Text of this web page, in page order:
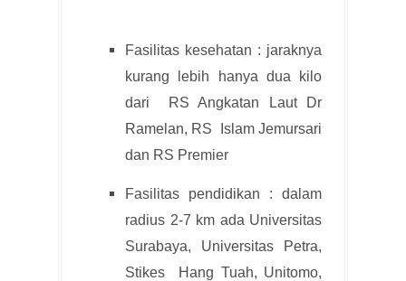
Fasilitas kesehatan : jaraknya
kurang lebih hanya dua kilo
dari RS Angkatan Laut Dr
Ramelan, RS Islam Jemursari
dan RS Premier
Fasilitas pendidikan : dalam
radius 2-7 km ada Universitas
Surabaya, Universitas Petra,
Stikes Hang Tuah, Unitomo,